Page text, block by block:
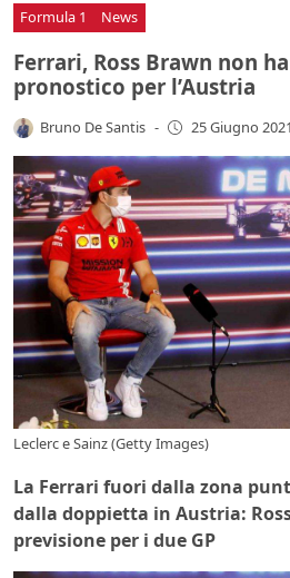
Formula 1 News
Ferrari, Ross Brawn non
pronostico per l’Austria
Bruno De Santis - 25 Giugno 2021
Leclerc e Sainz (Getty Images)
La Ferrari fuori dalla zona
dalla doppietta in Austria:
previsione per i due GP